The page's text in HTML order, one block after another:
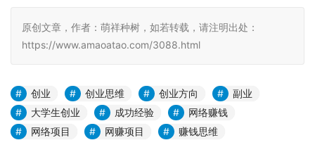
原创文章，作者：萌祥种树，如若转载，请注明出处：
https://www.amaoatao.com/3088.html
创业 创业思维 创业方向
副业
大学生创业
成功经验
网络赚钱
网络项目
网赚项目 赚钱思维